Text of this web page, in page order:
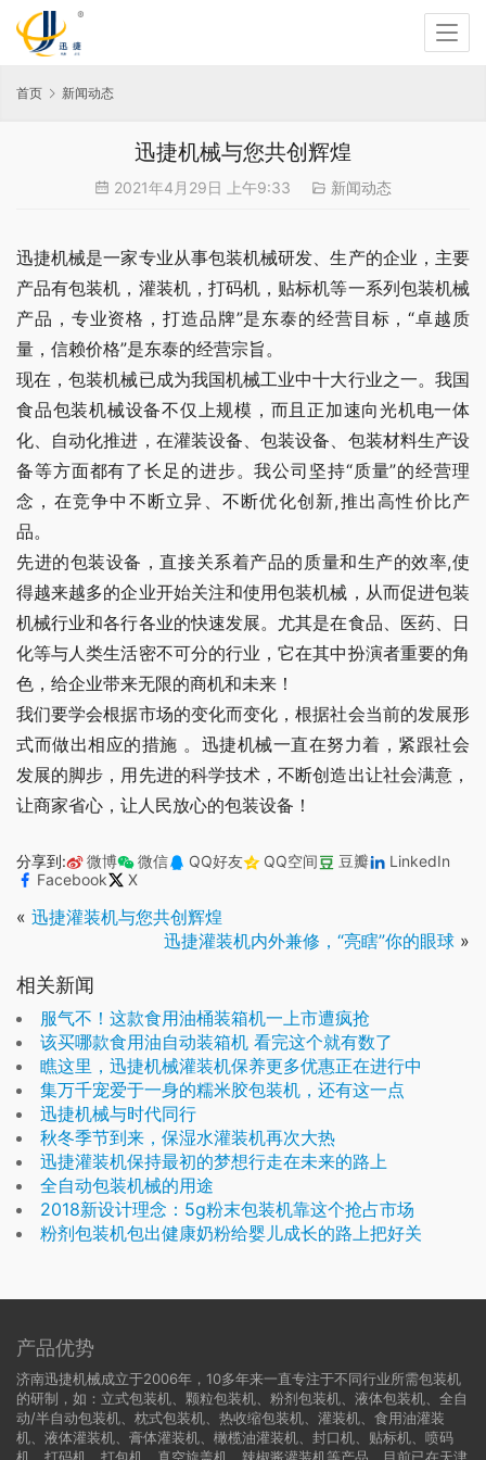
首页 新闻动态
迅捷机械与您共创辉煌
2021年4月29日 上午9:33 新闻动态
迅捷机械是一家专业从事包装机械研发、生产的企业，主要
产品有包装机，灌装机，打码机，贴标机等一系列包装机械
产品，专业资格，打造品牌”是东泰的经营目标，“卓越质
量，信赖价格”是东泰的经营宗旨。
现在，包装机械已成为我国机械工业中十大行业之一。我国
食品包装机械设备不仅上规模，而且正加速向光机电一体
化、自动化推进，在灌装设备、包装设备、包装材料生产设
备等方面都有了长足的进步。我公司坚持“质量”的经营理
念，在竞争中不断立异、不断优化创新,推出高性价比产
品。
先进的包装设备，直接关系着产品的质量和生产的效率,使
得越来越多的企业开始关注和使用包装机械，从而促进包装
机械行业和各行各业的快速发展。尤其是在食品、医药、日
化等与人类生活密不可分的行业，它在其中扮演者重要的角
色，给企业带来无限的商机和未来！
我们要学会根据市场的变化而变化，根据社会当前的发展形
式而做出相应的措施 。迅捷机械一直在努力着，紧跟社会
发展的脚步，用先进的科学技术，不断创造出让社会满意，
让商家省心，让人民放心的包装设备！
分享到: 微博 微信 QQ好友 QQ空间 豆瓣
LinkedIn
Facebook
X
« 迅捷灌装机与您共创辉煌
迅捷灌装机内外兼修，“亮瞎”你的眼球 »
相关新闻
服气不！这款食用油桶装箱机一上市遭疯抢
该买哪款食用油自动装箱机 看完这个就有数了
瞧这里，迅捷机械灌装机保养更多优惠正在进行中
集万千宠爱于一身的糯米胶包装机，还有这一点
迅捷机械与时代同行
秋冬季节到来，保湿水灌装机再次大热
迅捷灌装机保持最初的梦想行走在未来的路上
全自动包装机械的用途
2018新设计理念：5g粉末包装机靠这个抢占市场
粉剂包装机包出健康奶粉给婴儿成长的路上把好关
产品优势
济南迅捷机械成立于2006年，10多年来一直专注于不同行业所需包装机
的研制，如：立式包装机、颗粒包装机、粉剂包装机、液体包装机、全自
动/半自动包装机、枕式包装机、热收缩包装机、灌装机、食用油灌装
机、液体灌装机、膏体灌装机、橄榄油灌装机、封口机、贴标机、喷码